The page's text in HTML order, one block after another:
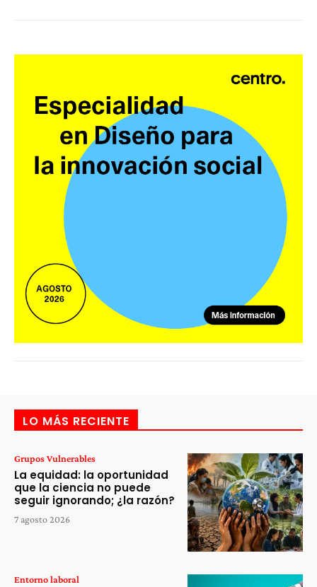
LO MÁS RECIENTE
Grupos Vulnerables
La equidad: la oportunidad
que la ciencia no puede
seguir ignorando; ¿la razón?
7 agosto 2026
Entorno laboral